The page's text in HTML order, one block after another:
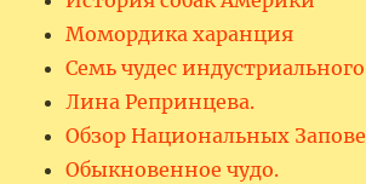
Момордика харанция
Семь чудес
Лина Репринцева.
Обзор Национальных
Обыкновенное чудо.